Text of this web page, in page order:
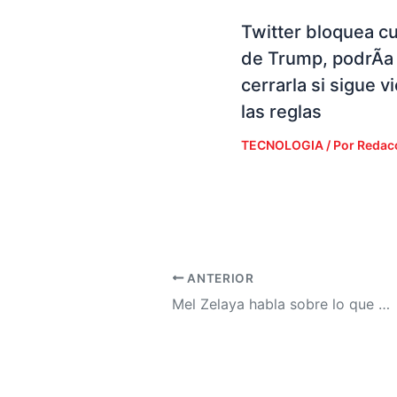
Twitter bloquea
de Trump, podrÃ­a
cerrarla si sigue
las reglas
TECNOLOGIA / Por
ANTERIOR
Mel Zelaya habla sobre lo que significa el BOC